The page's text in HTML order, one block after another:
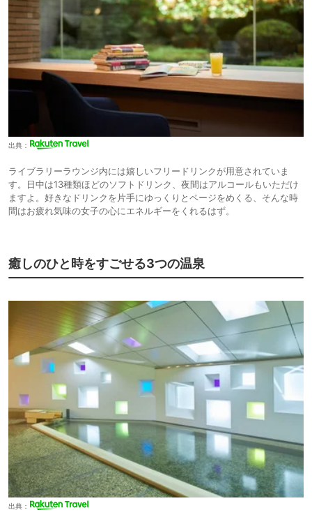
出典：
ライブラリーラウンジ内には嬉しいフリードリンクが用意されていま
す。日中は13種類ほどのソフトドリンク、夜間はアルコールもいただけ
ますよ。好きなドリンクを片手にゆっくりとページをめくる、そんな時
間はお疲れ気味の女子の心にエネルギーをくれるはず。
癒しのひと時をすごせる3つの温泉
出典：